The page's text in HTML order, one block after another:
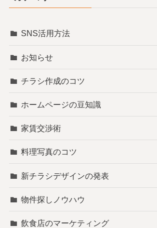
SNS活用方法
お知らせ
チラシ作成のコツ
ホームページの豆知識
家賃交渉術
料理写真のコツ
新チラシデザインの発表
物件探しノウハウ
飲食店のマーケティング